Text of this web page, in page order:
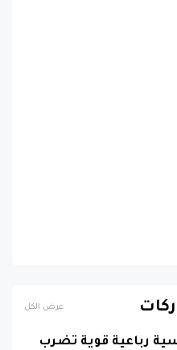
عرض الكل
رباعية قوية تضرب